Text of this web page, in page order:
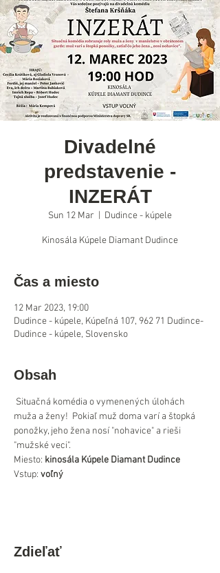
Divadelné
predstavenie -
INZERÁT
Sun 12 Mar Dudince - kúpele
Kinosála Kúpele Diamant Dudince
Čas a miesto
12 Mar 2023, 19:00
Dudince - kúpele, Kúpeľná 107, 962 71 Dudince-
Dudince - kúpele, Slovensko
Obsah
Situačná komédia o vymenených úlohách
muža a ženy!  Pokiaľ muž doma varí a štopká
ponožky, jeho žena nosí "nohavice" a rieši
"mužské veci".
Miesto: kinosála Kúpele Diamant Dudince
Vstup: voľný
Zdieľať